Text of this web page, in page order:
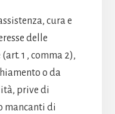
cura e
delle
1 , comma 2),
o da
prive di
mancanti di